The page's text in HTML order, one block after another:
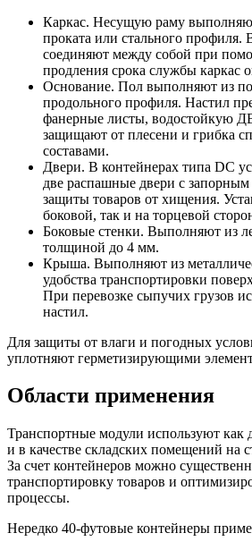
Каркас. Несущую раму
проката или стального профиля.
соединяют между собой при
продления срока службы каркас
Основание. Пол выполняют из
продольного профиля. Настил
фанерные листы, водостойкую
защищают от плесени и грибка
составами.
Двери. В контейнерах типа DC
две распашные двери с
защиты товаров от хищения.
боковой, так и на торцевой
Боковые стенки. Выполняют из
толщиной до 4 мм.
Крыша. Выполняют из
удобства транспортировки
При перевозке сыпучих грузов
настил.
Для защиты от влаги и погодных
уплотняют герметизирующими
Области применения
Транспортные модули используют как
и в качестве складских помещений на
За счет контейнеров можно
транспортировку товаров и
процессы.
Нередко 40-футовые контейнеры